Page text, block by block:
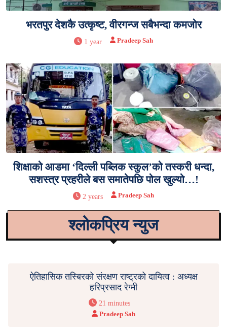
भरतपुर देशकै उत्कृष्ट, वीरगन्ज सबैभन्दा कमजोर
1 year Pradeep Sah
शिक्षाको आडमा ‘दिल्ली पब्लिक स्कुल’को तस्करी धन्दा,
सशस्त्र प्रहरीले बस समातेपछि पोल खुल्यो…!
2 years Pradeep Sah
श्लोकप्रिय न्युज
ऐतिहासिक तस्बिरको संरक्षण राष्ट्रको दायित्व : अध्यक्ष
हरिप्रसाद रेग्मी
21 minutes
Pradeep Sah